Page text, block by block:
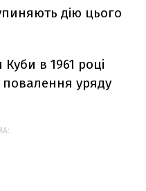
дію цього
в 1961 році
повалення уряду